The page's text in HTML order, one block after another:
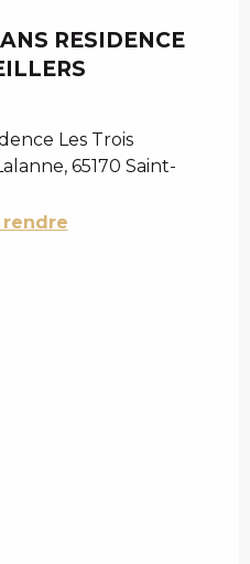
RESIDENCE
Les Trois
65170 Saint-
rendre